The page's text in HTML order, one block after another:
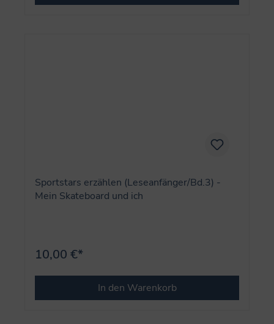
Sportstars erzählen (Leseanfänger/Bd.3) -
Mein Skateboard und ich
10,00 €*
In den Warenkorb